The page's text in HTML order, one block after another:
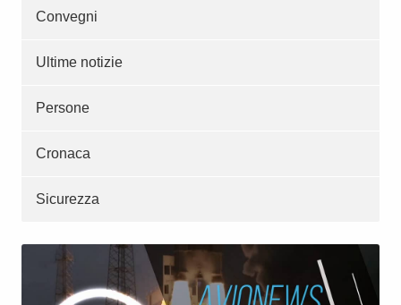
Convegni
Ultime notizie
Persone
Cronaca
Sicurezza